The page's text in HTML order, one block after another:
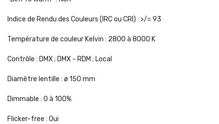
Indice de Rendu des Couleurs (IRC ou CRI) : >/= 93
Température de couleur Kelvin : 2800 à 8000 K
Contrôle : DMX ; DMX - RDM ; Local
Diamètre lentille : ø 150 mm
Dimmable : 0 à 100%
Flicker-free : Oui